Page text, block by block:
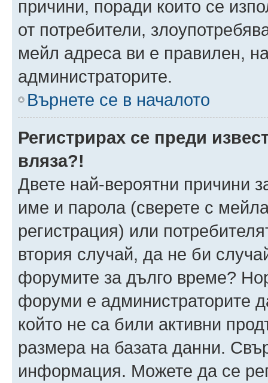
причини, поради които се
от потребители,
мейл адреса ви е правилен,
администраторите.
Върнете се в началото
Регистрирах се преди
вляза?!
Двете най-вероятни причини
име и парола (сверете с
регистрация) или
втория случай, да не би
форумите за дълго време?
форуми е администраторите
който не са били активни
размера на базата данни.
информация. Можете да се